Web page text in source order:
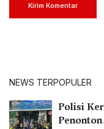
Kirim Komentar
NEWS TERPOPULER
Polisi